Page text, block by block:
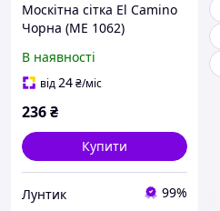
Москітна сітка El Camino
Чорна (ME 1062)
В наявності
від24₴/міс
236₴
Купити
Лунтик 99%